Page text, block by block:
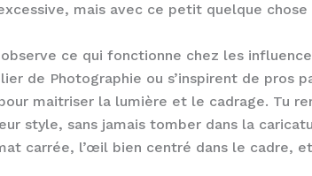
mais avec ce petit quelque
ce qui fonctionne chez les
de Photographie ou s’inspirent de pros
maitriser la lumière et le cadrage. Tu
style, sans jamais tomber dans la
carrée, l’œil bien centré dans le cadre,